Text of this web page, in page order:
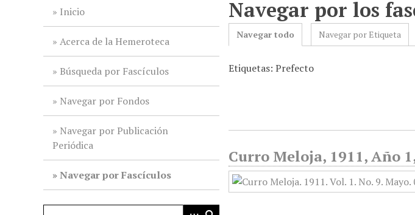
Inicio
Acerca de la Hemeroteca
Búsqueda por Fascículos
Navegar por Fondos
Navegar por Publicación
Periódica
Navegar por Fascículos
Navegar por los
Navegar todo Navegar por Etiqueta
Etiquetas: Prefecto
Curro Meloja, 1911, Año